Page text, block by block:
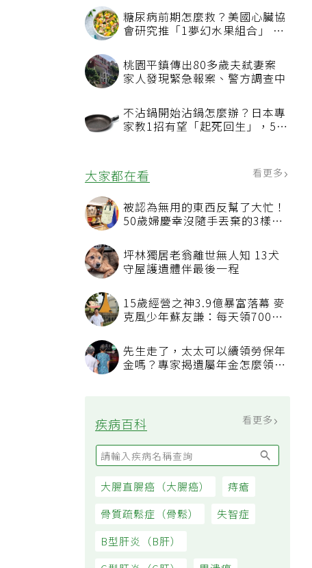
糖尿病前期怎麼救？美國心臟協
會研究推「1夢幻水果組合」 酪
桃園平鎮傳出80多歲夫弒妻案
家人發現緊急報案、警方調查中
不沾鍋開始沾鍋怎麼辦？日本專
家教1招有望「起死回生」，5情
大家都在看 看更多
被認為無用的東西反幫了大忙！
50歲婦慶幸沒隨手丟棄的3樣物
坪林獨居老翁離世無人知 13犬
守屋護遺體伴最後一程
15歲經營之神3.9億暴富落幕 麥
克風少年蘇友謙：每天領700元
先生走了，太太可以續領勞保年
金嗎？專家揭遺屬年金怎麼領，
疾病百科 看更多
大腸直腸癌（大腸癌）
痔瘡
骨質疏鬆症（骨鬆）
失智症
B型肝炎（B肝）